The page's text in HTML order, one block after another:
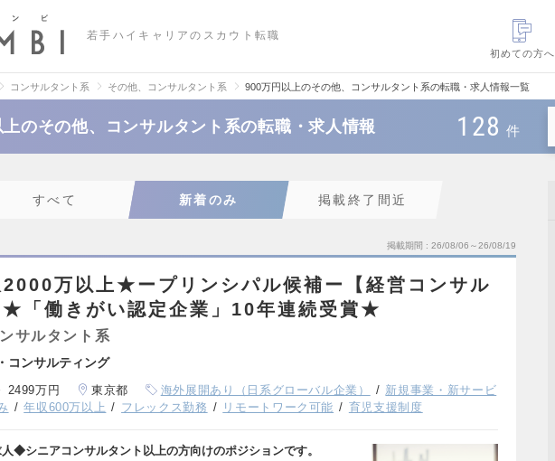
若手ハイキャリアのスカウト転職
初めての方へ
コンサルタント系 その他、コンサルタント系 900万円以上のその他、コンサルタント系の転職・求人情報一覧
のその他、コンサルタント系の転職・求人情報 128 件
すべて 新着のみ 掲載終了間近
掲載期間 26/08/06～26/08/19
2000万以上★ープリンシパル候補ー【経営コンサル
★「働きがい認定企業」10年連続受賞★
サルタント系
コンサルティング
2499万円 東京都 海外展開あり（日系グローバル企業）
新規事業・新サービ
年収600万以上 フレックス勤務 リモートワーク可能 育児支援制度
◆シニアコンサルタント以上の方向けのポジションです。